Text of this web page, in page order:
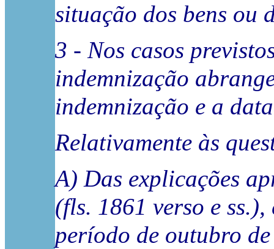
situação dos bens ou
3 - Nos casos
indemnização
indemnização e a
Relativamente às
A) Das explicações
(fls. 1861 verso e
período de outubro